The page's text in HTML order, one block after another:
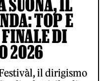
SUONA, IL
TOP E
DI
2026
il dirigismo